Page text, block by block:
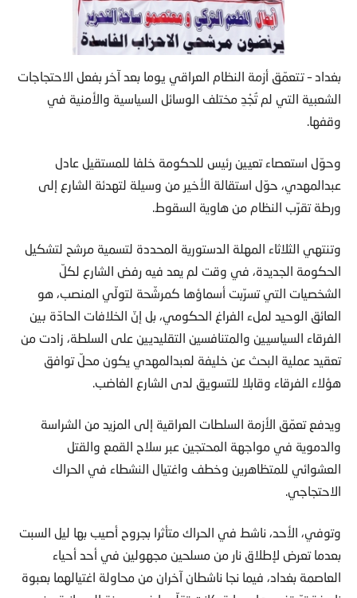
بغداد – تتعمّق أزمة النظام العراقي يوما بعد آخر بفعل الاحتجاجات
الشعبية التي لم تُجْدِ مختلف الوسائل السياسية والأمنية في
وقفها.
وحوّل استعصاء تعيين رئيس للحكومة خلفا للمستقيل عادل
عبدالمهدي، حوّل استقالة الأخير من وسيلة لتهدئة الشارع إلى
ورطة تقرّب النظام من هاوية السقوط.
وتنتهي الثلاثاء المهلة الدستورية المحددة لتسمية مرشح لتشكيل
الحكومة الجديدة، في وقت لم يعد فيه رفض الشارع لكلّ
الشخصيات التي تسرّبت أسماؤها كمرشّحة لتولّي المنصب، هو
العائق الوحيد لملء الفراغ الحكومي، بل إنّ الخلافات الحادّة بين
الفرقاء السياسيين والمتنافسين التقليديين على السلطة، زادت من
تعقيد عملية البحث عن خليفة لعبدالمهدي يكون محلّ توافق
هؤلاء الفرقاء وقابلا للتسويق لدى الشارع الغاضب.
ويدفع تعمّق الأزمة السلطات العراقية إلى المزيد من الشراسة
والدموية في مواجهة المحتجين عبر سلاح القمع والقتل
العشوائي للمتظاهرين وخطف واغتيال النشطاء في الحراك
الاحتجاجي.
وتوفي، الأحد، ناشط في الحراك متأثرا بجروح أصيب بها ليل السبت
بعدما تعرض لإطلاق نار من مسلحين مجهولين في أحد أحياء
العاصمة بغداد، فيما نجا ناشطان آخران من محاولة اغتيالهما بعبوة